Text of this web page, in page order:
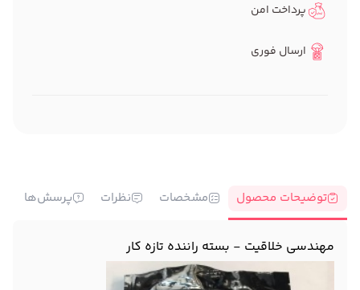
پرداخت امن
ارسال فوری
توضیحات محصول مشخصات نظرات پرسش‌ها
مهندسی خلاقیت - بسته راننده تازه کار